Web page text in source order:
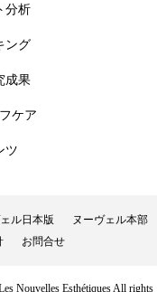
分析
ング
成果
ケア
ツ
ル日本版
ヌーヴェル本部
お問合せ
Nouvelles Esthétiques All rights